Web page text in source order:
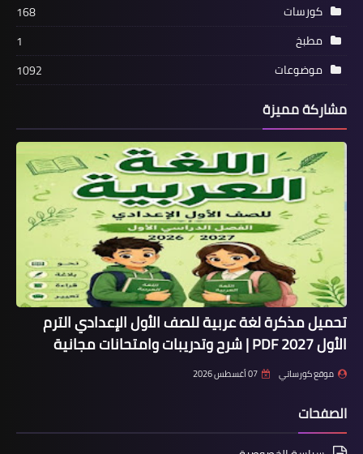
كورسات
168
مطبخ
1
موضوعات
1092
مشاركة مميزة
تحميل مذكرة لغة عربية للصف الأول الإعدادي الترم
الأول 2027 PDF | شرح وتدريبات وامتحانات مجانية
موقع كورساتي 07 أغسطس 2026
الصفحات